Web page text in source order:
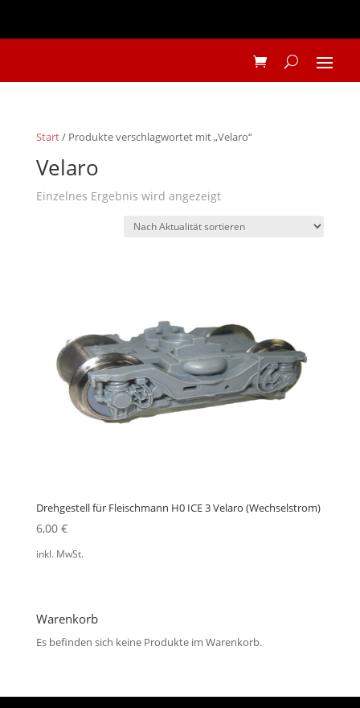
Start/ Produkte verschlagwortet mit „Velaro“
Velaro
Einzelnes Ergebnis wird angezeigt
Drehgestell für Fleischmann H0 ICE 3 Velaro (Wechselstrom)
6,00 €
inkl. MwSt.
Warenkorb
Es befinden sich keine Produkte im Warenkorb.